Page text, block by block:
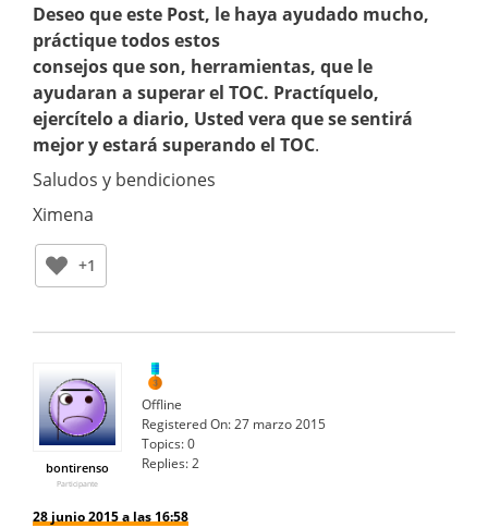
Deseo que este Post, le haya ayudado mucho,
práctique todos estos
consejos que son, herramientas, que le
ayudaran a superar el TOC. Practíquelo,
ejercítelo a diario, Usted vera que se sentirá
mejor y estará superando el TOC.
Saludos y bendiciones
Ximena
+1
bontirenso
Participante
Offline
Registered On:27 marzo 2015
Topics:0
Replies:2
28 junio 2015 a las 16:58